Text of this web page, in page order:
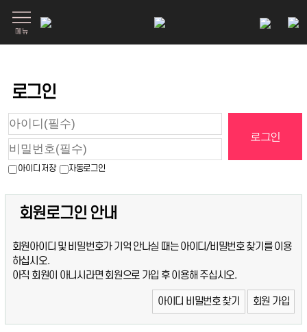
로그인
아이디 저장 자동로그인
회원로그인 안내
회원아이디 및 비밀번호가 기억 안나실 때는 아이디/비밀번호 찾기를 이용
하십시오.
아직 회원이 아니시라면 회원으로 가입 후 이용해 주십시오.
아이디 비밀번호 찾기 회원 가입